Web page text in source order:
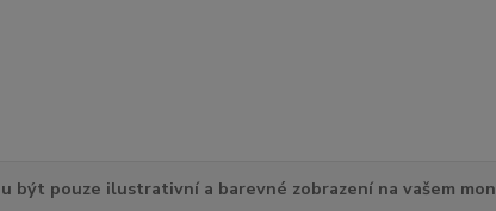
být pouze ilustrativní a barevné zobrazení na vašem